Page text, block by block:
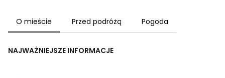
O mieście Przed podróżą Pogoda
NAJWAŻNIEJSZE INFORMACJE